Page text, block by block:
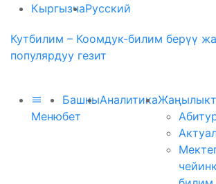
КыргызчаРусский
Кутбилим – Коомдук-билим берүү
популярдуу гезит
Меню
Башкы
бет
Аналитика